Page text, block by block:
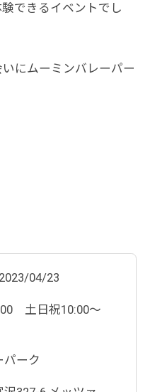
できるイベントでし
にムーミンバレーパー
04/23
土日祝10:00〜
パーク